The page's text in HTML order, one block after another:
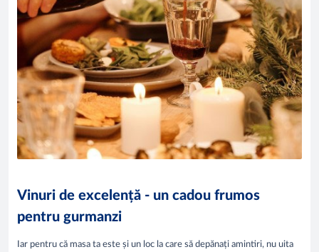
Vinuri de excelență - un cadou frumos
pentru gurmanzi
Iar pentru că masa ta este și un loc la care să depănați amintiri, nu uita